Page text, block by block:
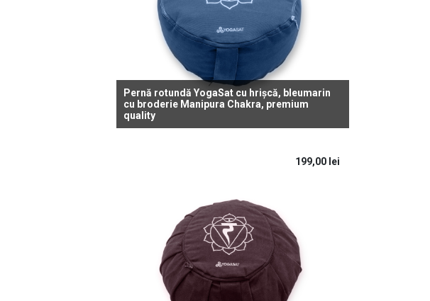
Pernă rotundă YogaSat cu hrișcă, bleumarin
cu broderie Manipura Chakra, premium
quality
199,00 lei